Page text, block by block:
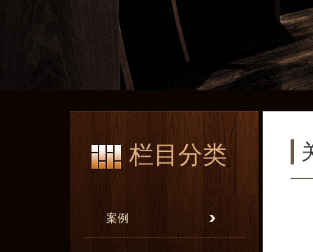
栏目分类
案例